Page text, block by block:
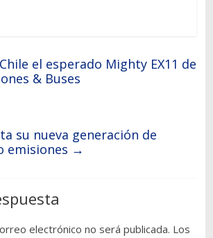
el esperado Mighty EX11 de
& Buses
su nueva generación de
emisiones →
electrónico no será publicada. Los